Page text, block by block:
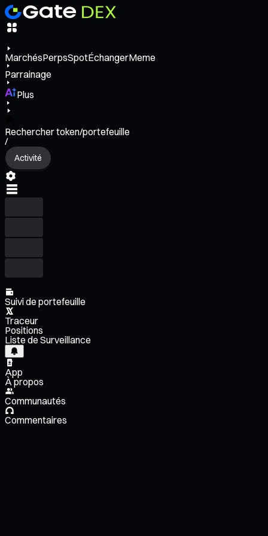
MarchésPerpsSpotÉchangerMeme
Parrainage
Plus
Rechercher token/portefeuille
/
Activité
Suivi de portefeuille
Traceur
Positions
Liste de Surveillance
App
À propos
Communautés
Commentaires